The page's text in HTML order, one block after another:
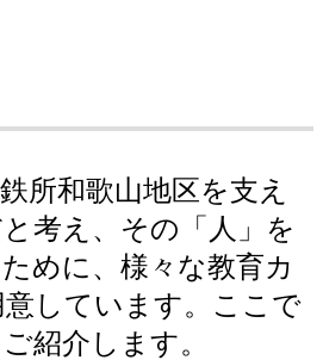
地区）
山地区）
区）
所和歌山地区を支え
考え、その「人」を
めに、様々な教育カ
しています。ここで
紹介します。